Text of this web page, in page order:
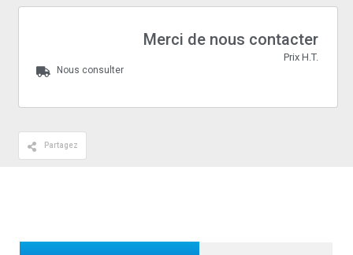
Merci de nous contacter
Prix H.T.
Nous consulter
Partagez